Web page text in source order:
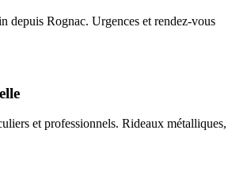
depuis Rognac. Urgences et rendez-vous
et professionnels. Rideaux métalliques,